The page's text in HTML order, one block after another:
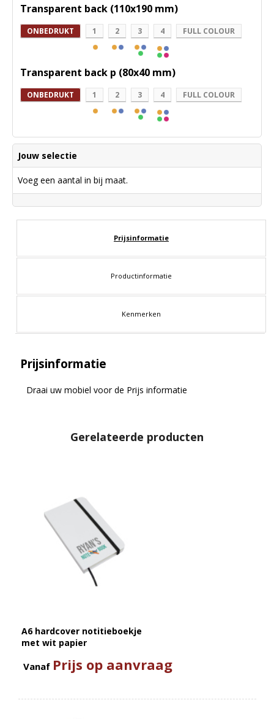
Transparent back (110x190 mm)
ONBEDRUKT 1 2 3 4 FULL COLOUR
Transparent back p (80x40 mm)
ONBEDRUKT 1 2 3 4 FULL COLOUR
Jouw selectie
Voeg een aantal in bij maat.
Prijsinformatie
Productinformatie
Kenmerken
Prijsinformatie
Draai uw mobiel voor de Prijs informatie
Gerelateerde producten
A6 hardcover notitieboekje
met wit papier
Vanaf Prijs op aanvraag